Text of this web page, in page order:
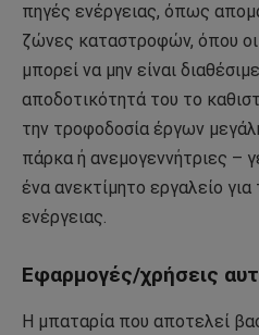
πηγές ενέργειας, όπως
ζώνες καταστροφών, όπου
μπορεί να μην είναι
αποδοτικότητά του το
την τροφοδοσία έργων
πάρκα ή ανεμογεννήτριες –
ένα ανεκτίμητο εργαλείο
ενέργειας.
Εφαρμογές/χρήσεις
Η μπαταρία που αποτελεί